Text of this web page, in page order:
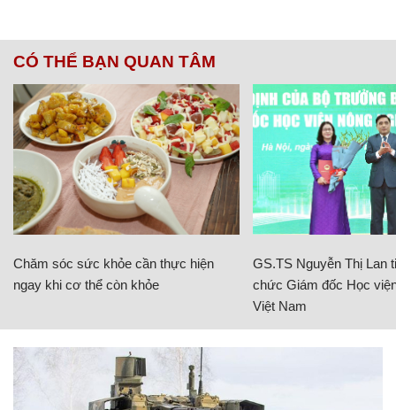
CÓ THỂ BẠN QUAN TÂM
Chăm sóc sức khỏe cần thực hiện
ngay khi cơ thể còn khỏe
GS.TS Nguyễn Thị Lan
chức Giám đốc Học
Việt Nam